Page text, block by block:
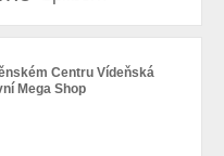
Centru Vídeňská
Mega Shop